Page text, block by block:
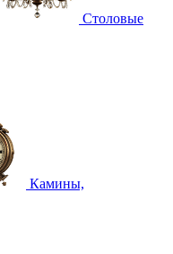
Столовые
Камины,